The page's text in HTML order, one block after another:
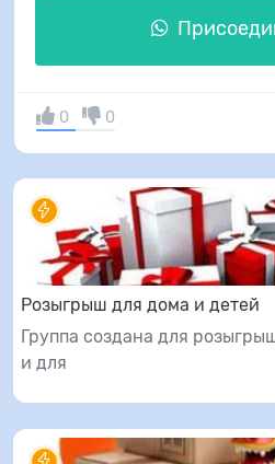
0 0
Розыгрыш для дома и детей
Группа создана для
и для